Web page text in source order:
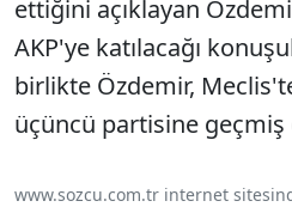
ettiğini açıklayan
AKP'ye katılacağı
birlikte Özdemir,
üçüncü partisine geçmiş
www.sozcu.com.tr internet